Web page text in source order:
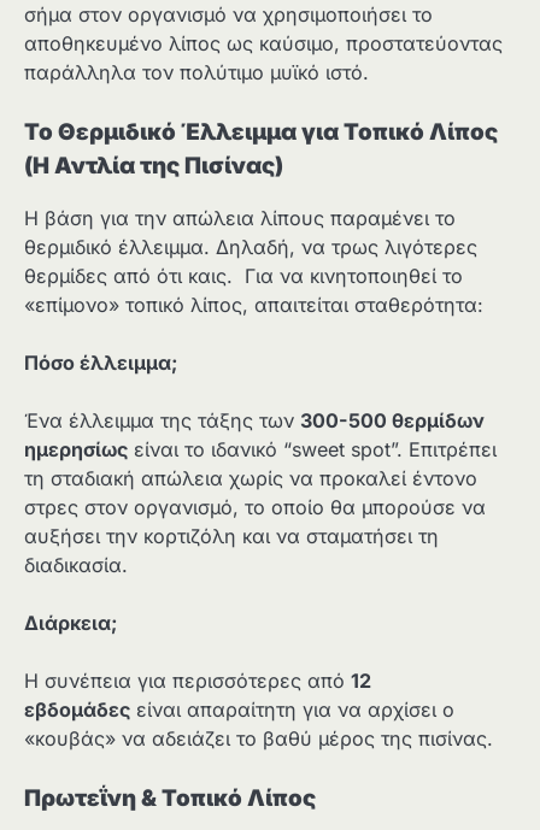
σήμα στον οργανισμό να χρησιμοποιήσει το
αποθηκευμένο λίπος ως καύσιμο, προστατεύοντας
παράλληλα τον πολύτιμο μυϊκό ιστό.
Το Θερμιδικό Έλλειμμα για Τοπικό Λίπος
(Η Αντλία της Πισίνας)
Η βάση για την απώλεια λίπους παραμένει το
θερμιδικό έλλειμμα. Δηλαδή, να τρως λιγότερες
θερμίδες από ότι καις. Για να κινητοποιηθεί το
«επίμονο» τοπικό λίπος, απαιτείται σταθερότητα:
Πόσο έλλειμμα;
Ένα έλλειμμα της τάξης των 300-500 θερμίδων
ημερησίως είναι το ιδανικό “sweet spot”. Επιτρέπει
τη σταδιακή απώλεια χωρίς να προκαλεί έντονο
στρες στον οργανισμό, το οποίο θα μπορούσε να
αυξήσει την κορτιζόλη και να σταματήσει τη
διαδικασία.
Διάρκεια;
Η συνέπεια για περισσότερες από 12
εβδομάδες είναι απαραίτητη για να αρχίσει ο
«κουβάς» να αδειάζει το βαθύ μέρος της πισίνας.
Πρωτεΐνη & Τοπικό Λίπος